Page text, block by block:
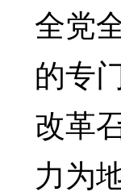
全党
的专
改革
力为